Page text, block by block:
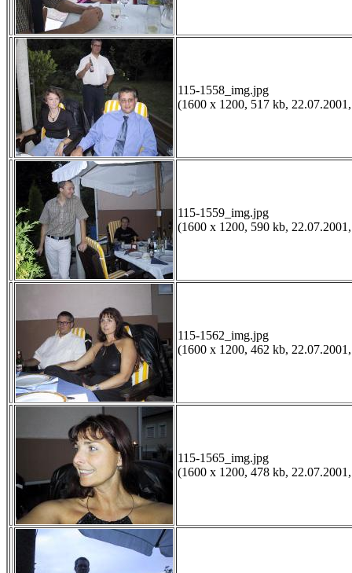
115-1558_img.jpg
(1600 x 1200, 517 kb,
115-1559_img.jpg
(1600 x 1200, 590 kb,
115-1562_img.jpg
(1600 x 1200, 462 kb,
115-1565_img.jpg
(1600 x 1200, 478 kb,